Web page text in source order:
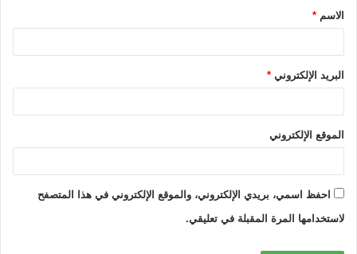
*الاسم *
البريد الإلكتروني *
الموقع الإلكتروني
احفظ اسمي، بريدي الإلكتروني، والموقع الإلكتروني في هذا المتصفح
لاستخدامها المرة المقبلة في تعليقي.